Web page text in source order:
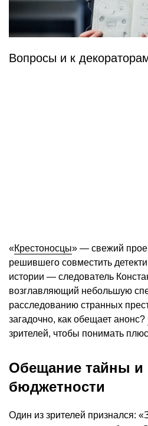
Вопросы и к
«Крестоносцы» — свежий
решившего совместить
истории — следователь
возглавляющий небольшую
расследованию странных
загадочно, как обещает анонс?
зрителей, чтобы понимать
Обещание тайны и
бюджетности
Один из зрителей признался: